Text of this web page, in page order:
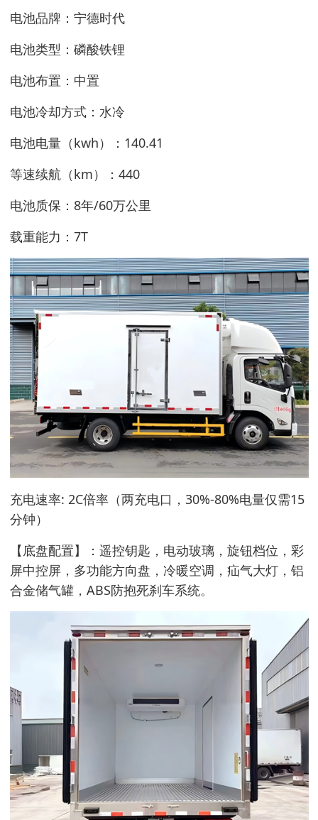
电池品牌：宁德时代
电池类型：磷酸铁锂
电池布置：中置
电池冷却方式：水冷
电池电量（kwh）：140.41
等速续航（km）：440
电池质保：8年/60万公里
载重能力：7T
充电速率: 2C倍率（两充电口，30%-80%电量仅需15
分钟）
【底盘配置】：遥控钥匙，电动玻璃，旋钮档位，彩
屏中控屏，多功能方向盘，冷暖空调，疝气大灯，铝
合金储气罐，ABS防抱死刹车系统。